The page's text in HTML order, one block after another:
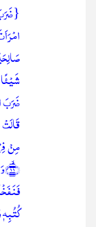
ضَرَبَ
مِنۡ
کُتُبِہٖ